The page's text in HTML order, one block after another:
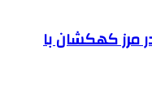
مرز کهکشان با